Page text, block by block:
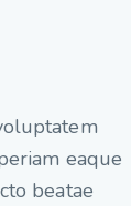
eaque
beatae